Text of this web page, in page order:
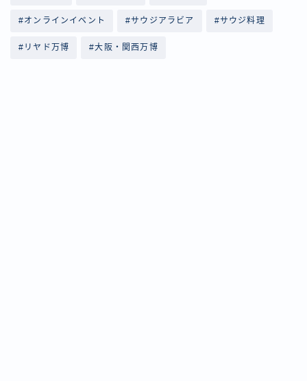
#オンラインイベント #サウジアラビア #サウジ料理
#リヤド万博 #大阪・関西万博